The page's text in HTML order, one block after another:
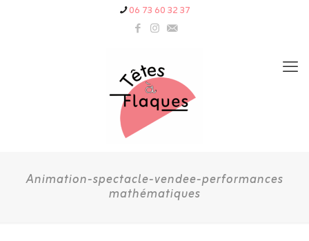
06 73 60 32 37
Animation-spectacle-vendee-performances
mathématiques